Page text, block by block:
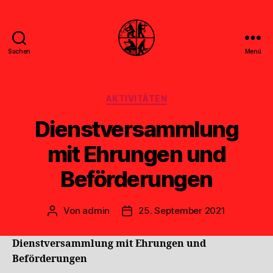
Suchen Menü
Kategorien
AKTIVITÄTEN
Dienstversammlung
mit Ehrungen und
Beförderungen
Beitragsautor
Von admin Veröffentlichungsdatum
25. September 2021
Dienstversammlung mit Ehrungen und
Beförderungen